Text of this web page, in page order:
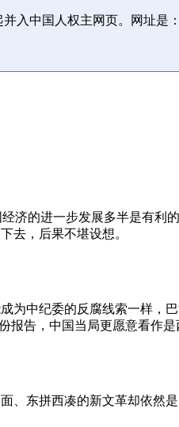
入中国人权主网页。网址是：
济的进一步发展多半是有
去，后果不堪设想。
为中纪委的反腐线索一样
告，中国当局更愿意看作是
、东拼西凑的新文革却依